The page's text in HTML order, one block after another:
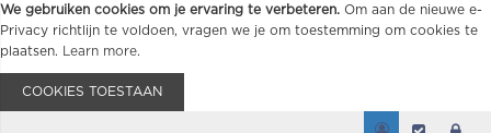
We gebruiken cookies om je ervaring te verbeteren. Om aan de nieuwe e-
Privacy richtlijn te voldoen, vragen we je om toestemming om cookies te
plaatsen.
Learn more.
COOKIES TOESTAAN